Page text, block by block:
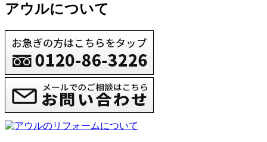
アウルについて